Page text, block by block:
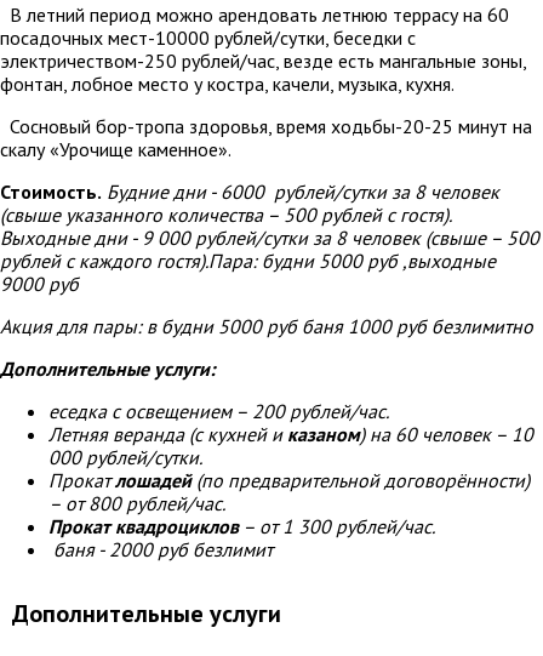
В летний период можно арендовать летнюю террасу на 60
посадочных мест-10000 рублей/сутки, беседки с
электричеством-250 рублей/час, везде есть мангальные зоны,
фонтан, лобное место у костра, качели, музыка, кухня.
Сосновый бор-тропа здоровья, время ходьбы-20-25 минут на
скалу «Урочище каменное».
Стоимость. Будние дни - 6000 рублей/сутки за 8 человек
(свыше указанного количества – 500 рублей с гостя).
Выходные дни - 9 000 рублей/сутки за 8 человек (свыше – 500
рублей с каждого гостя).Пара: будни 5000 руб ,выходные
9000 руб
Акция для пары: в будни 5000 руб баня 1000 руб безлимитно
Дополнительные услуги:
еседка с освещением – 200 рублей/час.
Летняя веранда (с кухней и казаном) на 60 человек – 10
000 рублей/сутки.
Прокатлошадей(по предварительной договорённости)
– от 800 рублей/час.
Прокат квадроциклов– от 1 300 рублей/час.
баня - 2000 руб безлимит
Дополнительные услуги